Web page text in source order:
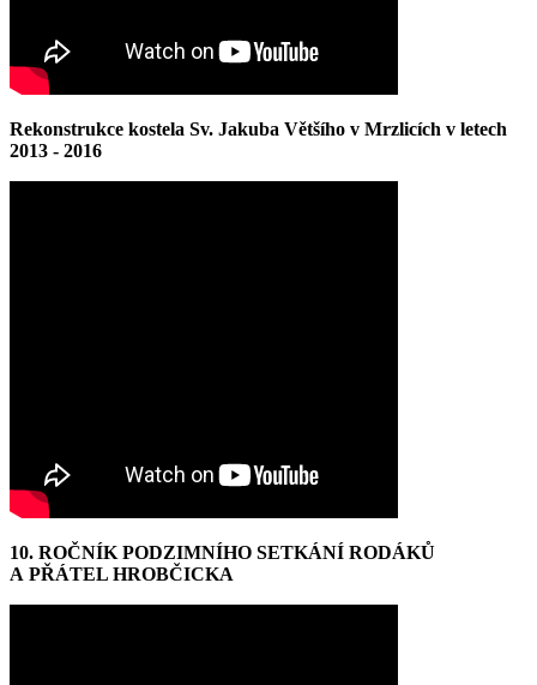
Rekonstrukce kostela Sv. Jakuba Většího v Mrzlicích v letech
2013 - 2016
10. ROČNÍK PODZIMNÍHO SETKÁNÍ RODÁKŮ
A PŘÁTEL HROBČICKA